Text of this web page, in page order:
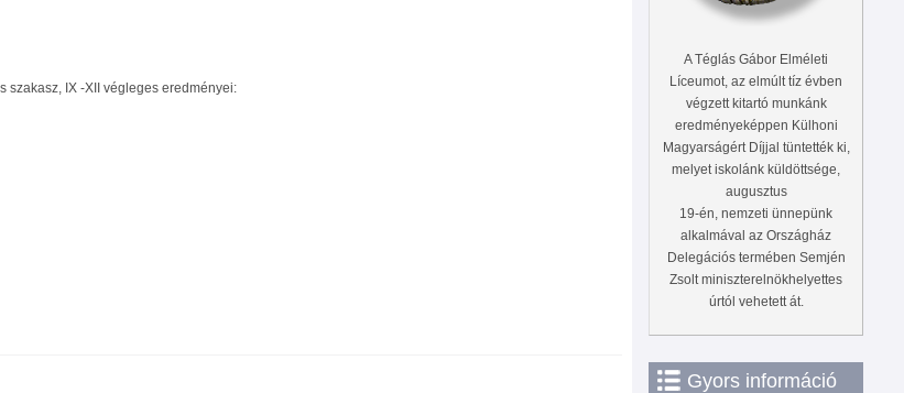
szakasz, IX -XII végleges eredményei:
A Téglás Gábor Elméleti
Líceumot, az elmúlt tíz évben
végzett kitartó munkánk
eredményeképpen Külhoni
Magyarságért Díjjal tüntették ki,
melyet iskolánk küldöttsége,
augusztus
19-én, nemzeti ünnepünk
alkalmával az Országház
Delegációs termében Semjén
Zsolt miniszterelnökhelyettes
úrtól vehetett át.
Gyors információ